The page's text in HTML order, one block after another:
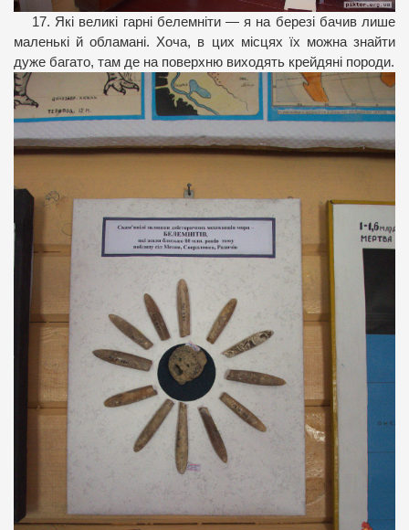
17. Які великі гарні белемніти — я на березі бачив лише
маленькі й обламані. Хоча, в цих місцях їх можна знайти
дуже багато, там де на поверхню виходять крейдяні породи.